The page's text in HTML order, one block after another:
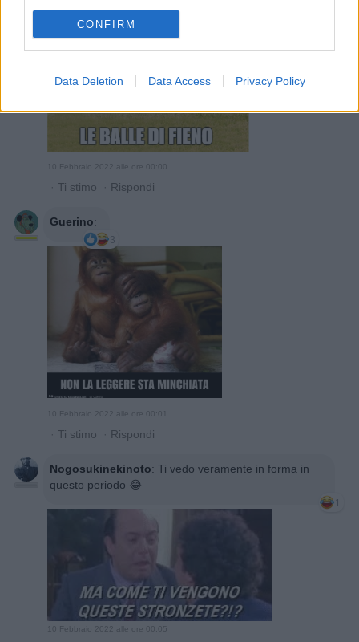
CONFIRM
Data Deletion Data Access Privacy Policy
10 Febbraio 2022 alle ore 00:00
· Ti stimo · Rispondi
Guerino:
3
10 Febbraio 2022 alle ore 00:01
· Ti stimo · Rispondi
Nogosukinekinoto: Ti vedo veramente in forma in
questo periodo 😂
1